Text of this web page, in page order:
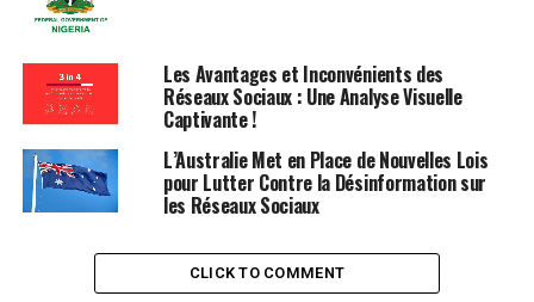
Des médias ayant prétendument consulté la dernière
acceptant de la publicité et à fournir des directives aux
intermédiaires sur les programmes qu’ils diffusent, en
plus de classer les créateurs de contenu comme des
diffuseurs. L’Inde est particulièrement sensible à
certains types de contenu, souvent liés à des questions
religieuses, jugés soit risqués pour la sécurité nationale,
soit offensants.
Les Avantages et Inconvénients des
Réseaux Sociaux : Une Analyse Visuelle
Captivante !
L’Australie Met en Place de Nouvelles Lois
pour Lutter Contre la Désinformation sur
les Réseaux Sociaux
CLICK TO COMMENT